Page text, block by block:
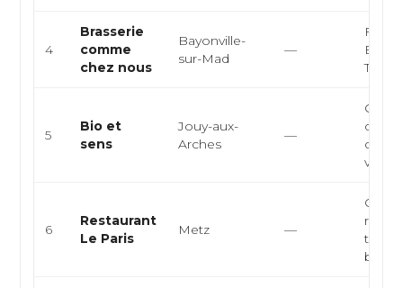
4
Brasserie
comme
chez nous
Bayonville-
sur-Mad
—
5
Bio et
sens
Jouy-aux-
Arches
—
6
Restaurant
Le Paris
Metz —